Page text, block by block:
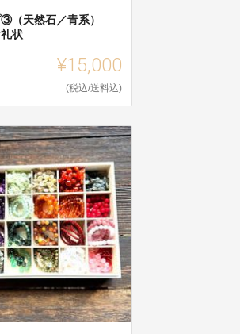
③（天然石／青系）
状
¥15,000
(税込/送料込)